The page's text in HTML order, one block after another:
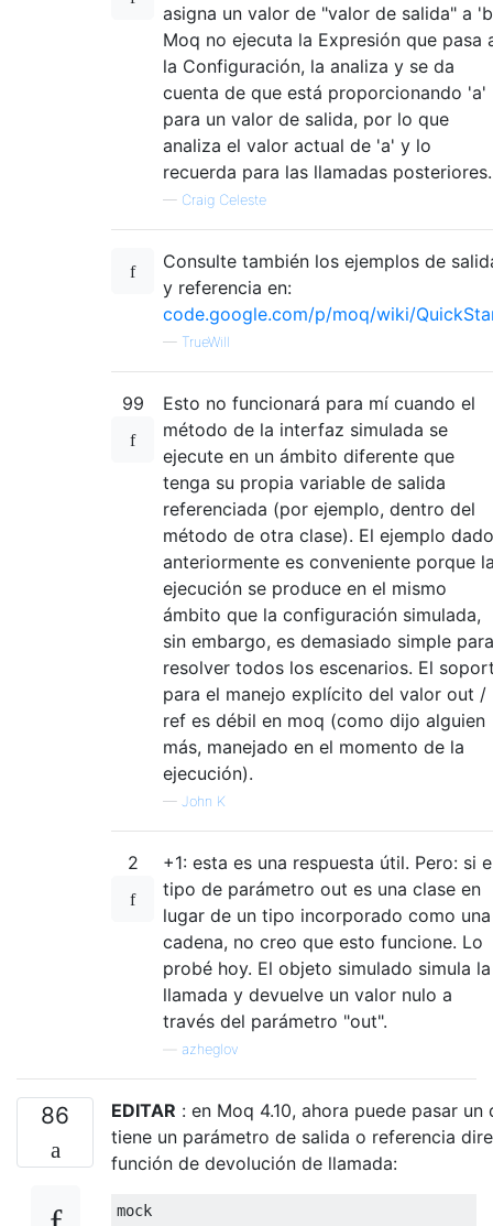
asigna un valor de "valor de salida" a
Moq no ejecuta la Expresión que pasa
la Configuración, la analiza y se da
cuenta de que está proporcionando 'a'
para un valor de salida, por lo que
analiza el valor actual de 'a' y lo
recuerda para las llamadas posteriores.
— Craig Celeste
Consulte también los ejemplos de
y referencia en:
code.google.com/p/moq/wiki/
— TrueWill
99
Esto no funcionará para mí cuando el
método de la interfaz simulada se
ejecute en un ámbito diferente que
tenga su propia variable de salida
referenciada (por ejemplo, dentro del
método de otra clase). El ejemplo dado
anteriormente es conveniente porque
ejecución se produce en el mismo
ámbito que la configuración simulada,
sin embargo, es demasiado simple para
resolver todos los escenarios. El
para el manejo explícito del valor out /
ref es débil en moq (como dijo alguien
más, manejado en el momento de la
ejecución).
— John K
2
+1: esta es una respuesta útil. Pero: si
tipo de parámetro out es una clase en
lugar de un tipo incorporado como una
cadena, no creo que esto funcione. Lo
probé hoy. El objeto simulado simula la
llamada y devuelve un valor nulo a
través del parámetro "out".
azheglov
86 EDITAR : en Moq 4.10, ahora puede pasar un
tiene un parámetro de salida o referencia
función de devolución de llamada:
mock